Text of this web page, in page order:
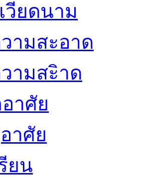
วียดนาม
ามสะอาด
ามสะิาด
าศัย
าศัย
ยน